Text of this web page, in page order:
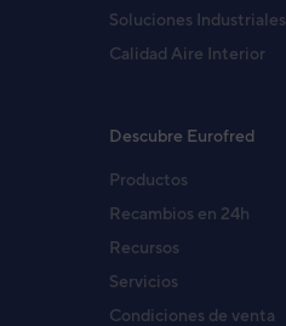
Soluciones Industriales
Calidad Aire Interior
Descubre Eurofred
Productos
Recambios en 24h
Recursos
Servicios
Condiciones de venta